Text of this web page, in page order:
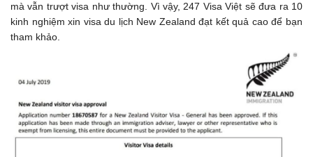
mà vẫn trượt visa như thường. Vì vậy, 247 Visa Việt sẽ đưa ra 10
kinh nghiệm xin visa du lịch New Zealand đạt kết quả cao để bạn
tham khảo.